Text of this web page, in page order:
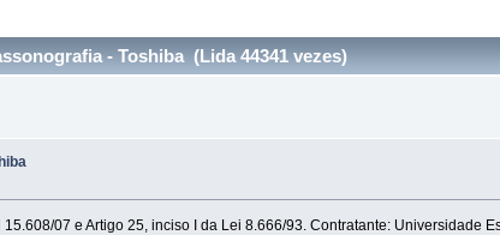
- Toshiba (Lida 44341 vezes)
07 e Artigo 25, inciso I da Lei 8.666/93. Contratante: Universidade